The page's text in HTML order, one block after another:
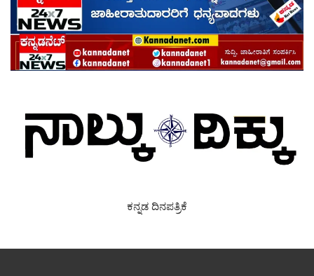
ಕನ್ನಡ ದಿನಪತ್ರಿಕೆ